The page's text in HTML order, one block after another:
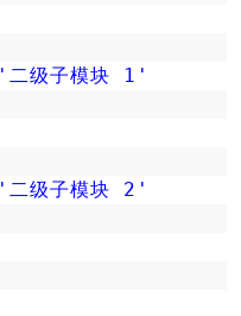
'二级子模块 1'
'二级子模块 2'